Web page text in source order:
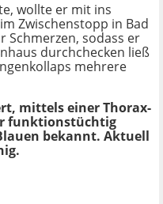
wollte er mit ins
Zwischenstopp in Bad
Schmerzen, sodass er
durchchecken ließ
mehrere
mittels einer Thorax-
funktionstüchtig
bekannt. Aktuell